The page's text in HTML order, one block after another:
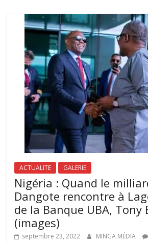
ACTUALITE GALERIE
Nigéria : Quand le
Dangote rencontre à
de la Banque UBA, Tony
(images)
septembre 23, 2022 MINGA MÉDIA